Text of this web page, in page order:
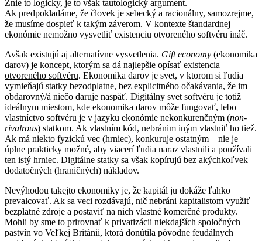
Znie to logicky, je to však tautologický argument.
Ak predpokladáme, že človek je sebecký a racionálny, samozrejme,
že musíme dospieť k takým záverom. V kontexte štandardnej
ekonómie nemožno vysvetliť existenciu otvoreného softvéru ináč.
Avšak existujú aj alternatívne vysvetlenia. Gift economy (ekonomika
darov) je koncept, ktorým sa dá najlepšie opísať existencia
otvoreného softvéru. Ekonomika darov je svet, v ktorom si ľudia
vymieňajú statky bezodplatne, bez explicitného očakávania, že im
obdarovný/á niečo daruje naspäť. Digitálny svet softvéru je totiž
ideálnym miestom, kde ekonomika darov môže fungovať, lebo
vlastníctvo softvéru je v jazyku ekonómie nekonkurenčným (non-
rivalrous) statkom. Ak vlastním kód, nebránim iným vlastniť ho tiež.
Ak má niekto fyzickú vec (hrniec), konkuruje ostatným –­ nie je
úplne prakticky možné, aby viacerí ľudia naraz vlastnili a používali
ten istý hrniec. Digitálne statky sa však kopírujú bez akýchkoľvek
dodatočných (hraničných) nákladov.
Nevýhodou takejto ekonomiky je, že kapitál ju dokáže ľahko
prevalcovať. Ak sa veci rozdávajú, nič nebráni kapitalistom využiť
bezplatné zdroje a postaviť na nich vlastné komerčné produkty.
Mohli by sme to prirovnať k privatizácii niekdajších spoločných
pastvín vo Veľkej Británii, ktorá donútila pôvodne feudálnych